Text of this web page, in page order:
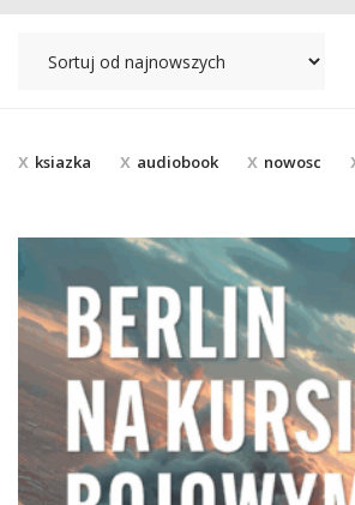
ksiazka audiobook nowosc